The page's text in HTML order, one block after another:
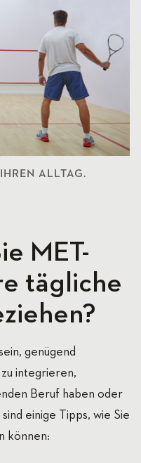
ALLTAG.
MET-
tägliche
genügend
zu integrieren,
Beruf haben oder
einige Tipps, wie Sie
können: